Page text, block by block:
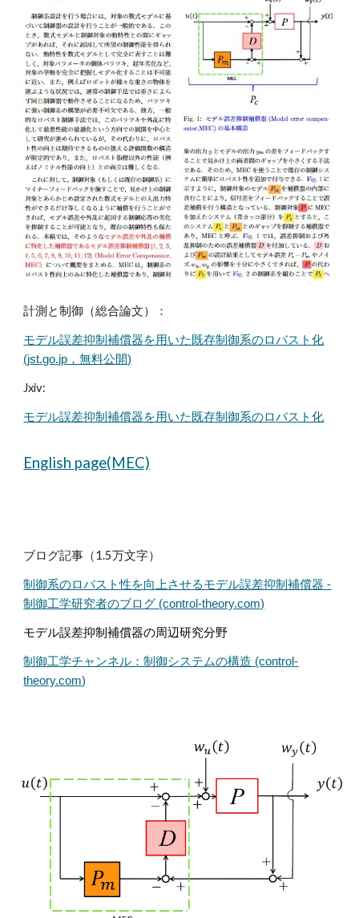
計測と制御（総合論文）：
モデル誤差抑制補償器を用いた既存制御系のロバスト化
(jst.go.jp，無料公開)
Jxiv:
モデル誤差抑制補償器を用いた既存制御系のロバスト化
English page(MEC)
ブログ記事（1.5万文字）
制御系のロバスト性を向上させるモデル誤差抑制補償器 -
制御工学研究者のブログ (control-theory.com)
モデル誤差抑制補償器の周辺研究分野
制御工学チャンネル：制御システムの構造 (control-
theory.com)